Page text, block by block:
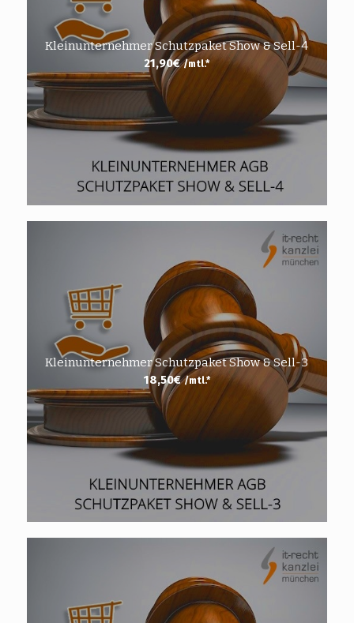
Kleinunternehmer Schutzpaket Show & Sell-4
21,90€ /mtl.*
Kleinunternehmer Schutzpaket Show & Sell-3
18,50€ /mtl.*